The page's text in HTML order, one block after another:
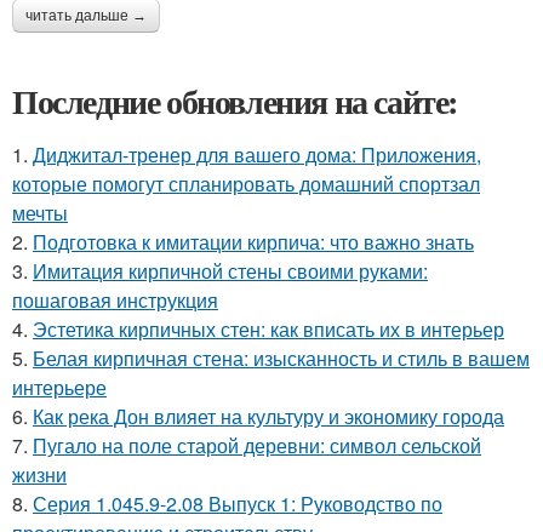
читать дальше →
Последние обновления на сайте:
1. Диджитал-тренер для вашего дома: Приложения,
которые помогут спланировать домашний спортзал
мечты
2. Подготовка к имитации кирпича: что важно знать
3. Имитация кирпичной стены своими руками:
пошаговая инструкция
4. Эстетика кирпичных стен: как вписать их в интерьер
5. Белая кирпичная стена: изысканность и стиль в вашем
интерьере
6. Как река Дон влияет на культуру и экономику города
7. Пугало на поле старой деревни: символ сельской
жизни
8. Серия 1.045.9-2.08 Выпуск 1: Руководство по